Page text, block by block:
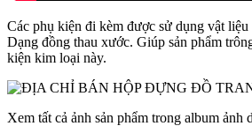
Các phụ kiện đi kèm được sử dụng vật liệu
Dạng đồng thau xước. Giúp sản phẩm
kiện kim loại này.
Xem tất cả ảnh sản phẩm trong album ảnh